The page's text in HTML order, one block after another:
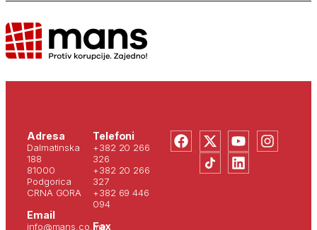
Adresa
Dalmatinska
188
81000
Podgorica
CRNA GORA
Email
info@mans.co.me
Telefoni
+382 20 266
326
+382 20 266
327
+382 69 446
094
Fax